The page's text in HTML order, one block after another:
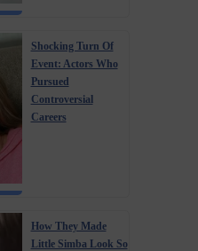
Shocking Turn Of
Event: Actors Who
Pursued
Controversial
Careers
How They Made
Little Simba Look So